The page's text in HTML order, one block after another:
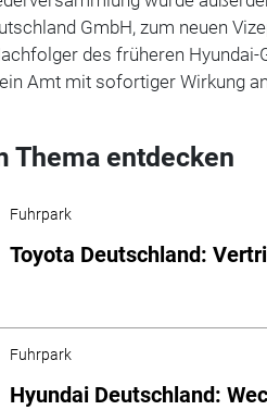
GmbH, zum neuen
des früheren
Amt mit sofortiger Wirkung
Thema entdecken
Fuhrpark
Toyota Deutschland:
Fuhrpark
Hyundai Deutschland: